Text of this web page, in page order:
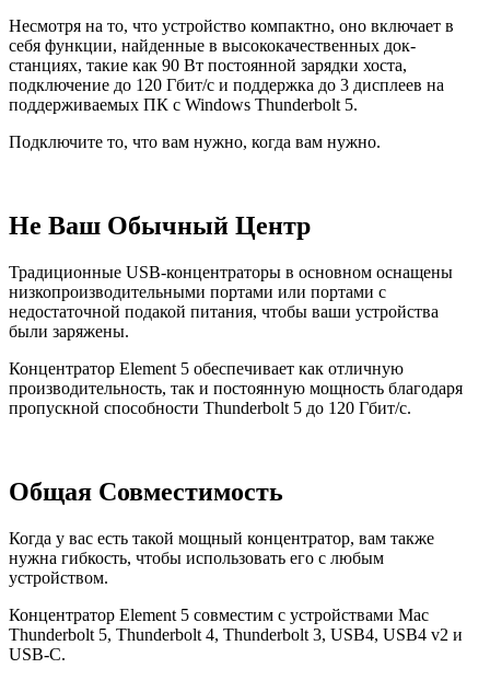
Несмотря на то, что устройство компактно, оно включает в
себя функции, найденные в высококачественных док-
станциях, такие как 90 Вт постоянной зарядки хоста,
подключение до 120 Гбит/с и поддержка до 3 дисплеев на
поддерживаемых ПК с Windows Thunderbolt 5.
Подключите то, что вам нужно, когда вам нужно.
Не Ваш Обычный Центр
Традиционные USB-концентраторы в основном оснащены
низкопроизводительными портами или портами с
недостаточной подакой питания, чтобы ваши устройства
были заряжены.
Концентратор Element 5 обеспечивает как отличную
производительность, так и постоянную мощность благодаря
пропускной способности Thunderbolt 5 до 120 Гбит/с.
Общая Совместимость
Когда у вас есть такой мощный концентратор, вам также
нужна гибкость, чтобы использовать его с любым
устройством.
Концентратор Element 5 совместим с устройствами Mac
Thunderbolt 5, Thunderbolt 4, Thunderbolt 3, USB4, USB4 v2 и
USB-C.